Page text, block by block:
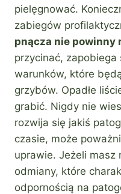
pielęgnować.
zabiegów
pnącza nie powinny
przycinać,
warunków, które
grzybów. Opadłe
grabić. Nigdy nie
rozwija się jakiś
czasie, może
uprawie. Jeżeli masz
odmiany, które
odpornością na